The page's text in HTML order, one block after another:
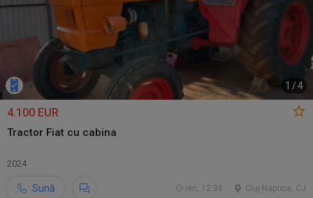
1 /4
4.100 EUR
Tractor Fiat cu cabina
2024
Sună Cluj-Napoca, CJ
ieri, 12:36